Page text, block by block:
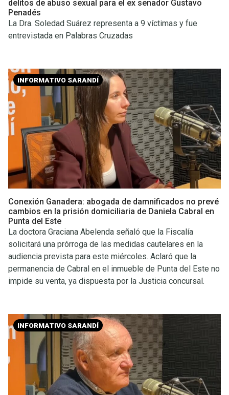
delitos de abuso sexual para el ex senador Gustavo
Penadés
La Dra. Soledad Suárez representa a 9 víctimas y fue
entrevistada en Palabras Cruzadas
INFORMATIVO SARANDÍ
Conexión Ganadera: abogada de damnificados no prevé
cambios en la prisión domiciliaria de Daniela Cabral en
Punta del Este
La doctora Graciana Abelenda señaló que la Fiscalía
solicitará una prórroga de las medidas cautelares en la
audiencia prevista para este miércoles. Aclaró que la
permanencia de Cabral en el inmueble de Punta del Este no
impide su venta, ya dispuesta por la Justicia concursal.
INFORMATIVO SARANDÍ